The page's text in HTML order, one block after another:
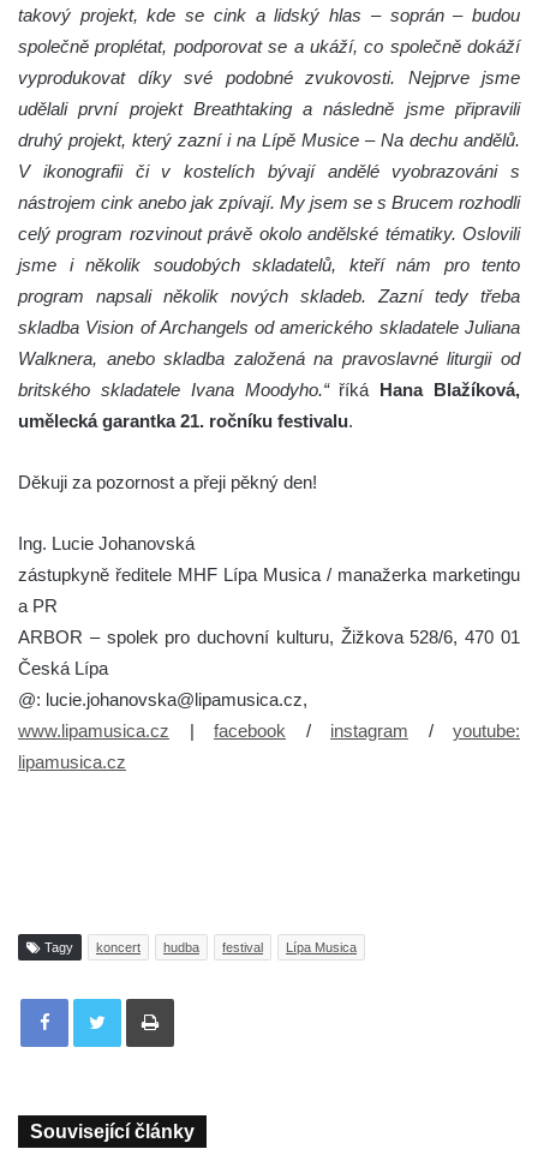
takový projekt, kde se cink a lidský hlas – soprán – budou
společně proplétat, podporovat se a ukáží, co společně dokáží
vyprodukovat díky své podobné zvukovosti. Nejprve jsme
udělali první projekt Breathtaking a následně jsme připravili
druhý projekt, který zazní i na Lípě Musice – Na dechu andělů.
V ikonografii či v kostelích bývají andělé vyobrazováni s
nástrojem cink anebo jak zpívají. My jsem se s Brucem rozhodli
celý program rozvinout právě okolo andělské tématiky. Oslovili
jsme i několik soudobých skladatelů, kteří nám pro tento
program napsali několik nových skladeb. Zazní tedy třeba
skladba Vision of Archangels od amerického skladatele Juliana
Walknera, anebo skladba založená na pravoslavné liturgii od
britského skladatele Ivana Moodyho.“říká Hana Blažíková,
umělecká garantka 21. ročníku festivalu.
Děkuji za pozornost a přeji pěkný den!
Ing. Lucie Johanovská
zástupkyně ředitele MHF Lípa Musica / manažerka marketingu
a PR
ARBOR – spolek pro duchovní kulturu, Žižkova 528/6, 470 01
Česká Lípa
@: lucie.johanovska@lipamusica.cz,
www.lipamusica.cz | facebook / instagram / youtube:
lipamusica.cz
Tagy koncert hudba festival Lípa Musica
Tisknout
Související články